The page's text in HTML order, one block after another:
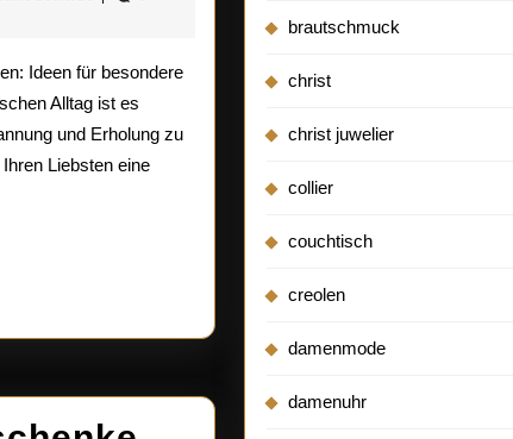
Geschenke
zum
Entspannen
für
besondere
Wohlfühlmomente
Ideen für besondere
Alltag ist es
und Erholung zu
Liebsten eine
brautschmuck
christ
christ juwelier
collier
couchtisch
creolen
damenmode
damenuhr